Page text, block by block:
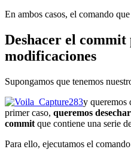
En ambos casos, el comando
Deshacer el commit
modificaciones
Supongamos que tenemos
y queremos
primer caso, queremos
commit que contiene una serie
Para ello, ejecutamos el